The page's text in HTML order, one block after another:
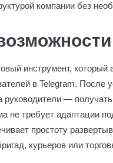
компании без
инструмент,
в Telegram. После
руководители —
не требует адаптации
простоту
курьеров или